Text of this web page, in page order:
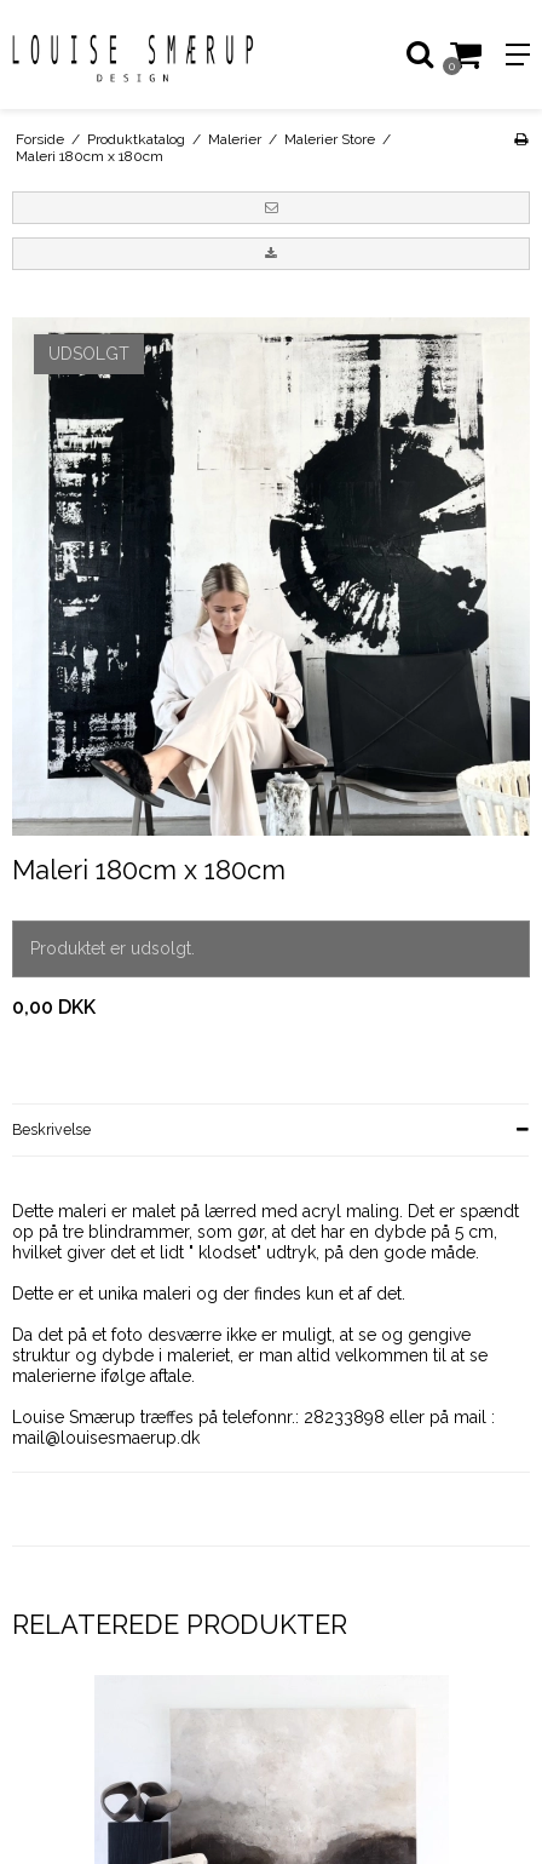
0
Forside / Produktkatalog / Malerier / Malerier Store /
Maleri 180cm x 180cm
UDSOLGT
Maleri 180cm x 180cm
Produktet er udsolgt.
0,00 DKK
Beskrivelse
Dette maleri er malet på lærred med acryl maling. Det er spændt
op på tre blindrammer, som gør, at det har en dybde på 5 cm,
hvilket giver det et lidt " klodset" udtryk, på den gode måde.
Dette er et unika maleri og der findes kun et af det.
Da det på et foto desværre ikke er muligt, at se og gengive
struktur og dybde i maleriet, er man altid velkommen til at se
malerierne ifølge aftale.
Louise Smærup træffes på telefonnr.: 28233898 eller på mail :
mail@louisesmaerup.dk
RELATEREDE PRODUKTER